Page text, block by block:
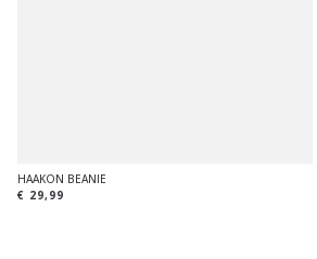
HAAKON BEANIE
€ 29,99